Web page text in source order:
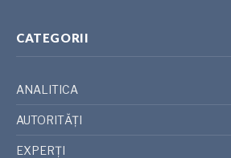
CATEGORII
ANALITICA
AUTORITĂȚI
EXPERȚI